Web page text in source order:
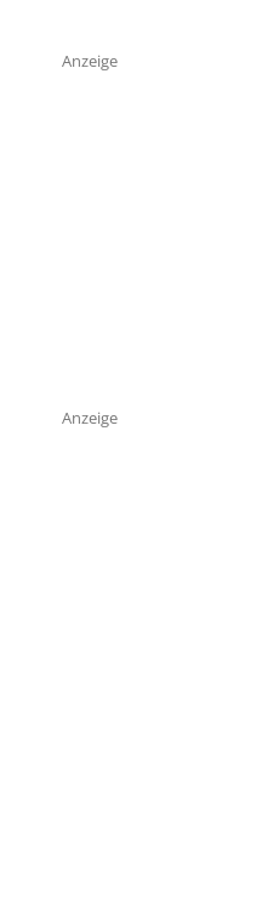
Anzeige
Anzeige